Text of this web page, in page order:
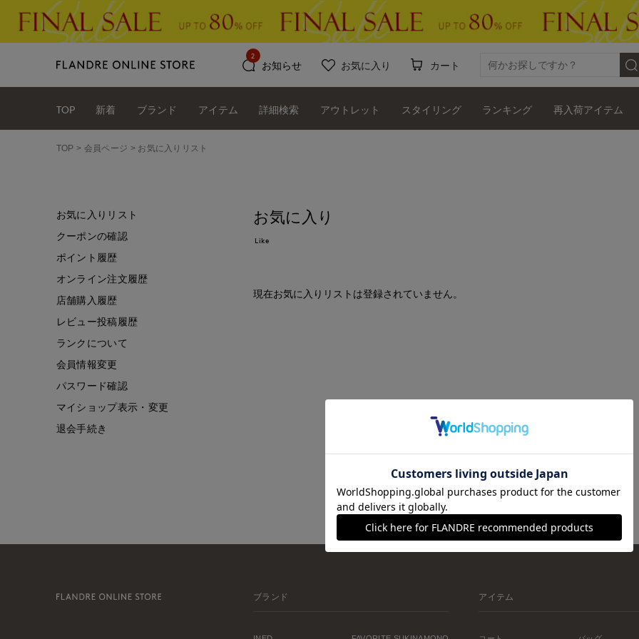
お知らせ
2
お気に入り カート
TOP 新着 ブランド アイテム 詳細検索 アウトレット スタイリング ランキング 再入荷アイテム
TOP 会員ページ お気に入りリスト
お気に入り
Like
現在お気に入りリストは登録されていません。
お気に入りリスト
クーポンの確認
ポイント履歴
オンライン注文履歴
店舗購入履歴
レビュー投稿履歴
ランクについて
会員情報変更
パスワード確認
マイショップ表示・変更
退会手続き
ブランド アイテム